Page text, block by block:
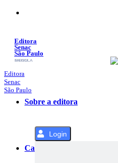
Conteúdo
Editora
Senac
São Paulo
SACOLA
MENU
Editora
Senac
São Paulo
Sobre a editora
Categorias
Login